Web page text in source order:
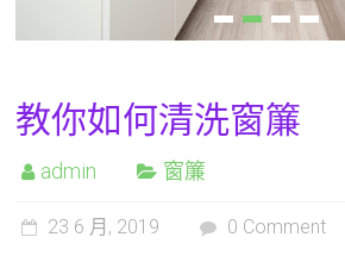
教你如何清洗窗簾
admin 窗簾
23 6 月, 2019 0 Comment